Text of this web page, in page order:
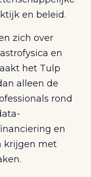
en beleid.
zich over
en
het Tulp
alleen de
rond
en
krijgen met